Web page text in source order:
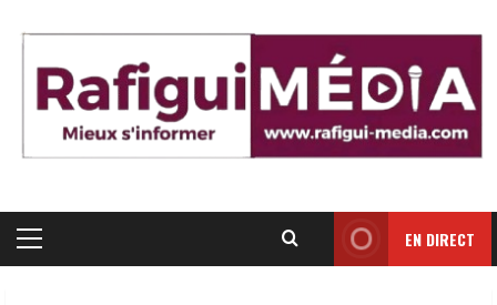
content
Primary
EN DIRECT